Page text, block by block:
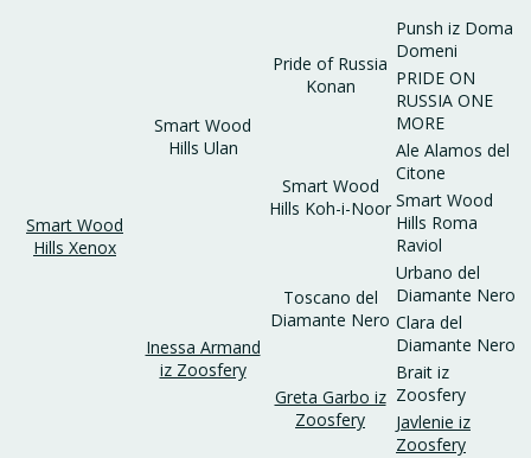
Smart Wood
Hills Xenox
Smart Wood
Hills Ulan
Pride of Russia
Konan
Punsh iz Doma
Domeni
PRIDE ON
RUSSIA ONE
MORE
Smart Wood
Hills Koh-i-Noor
Ale Alamos del
Citone
Smart Wood
Hills Roma
Raviol
Inessa Armand
iz Zoosfery
Toscano del
Diamante Nero
Urbano del
Diamante Nero
Clara del
Diamante Nero
Greta Garbo iz
Zoosfery
Brait iz
Zoosfery
Javlenie iz
Zoosfery